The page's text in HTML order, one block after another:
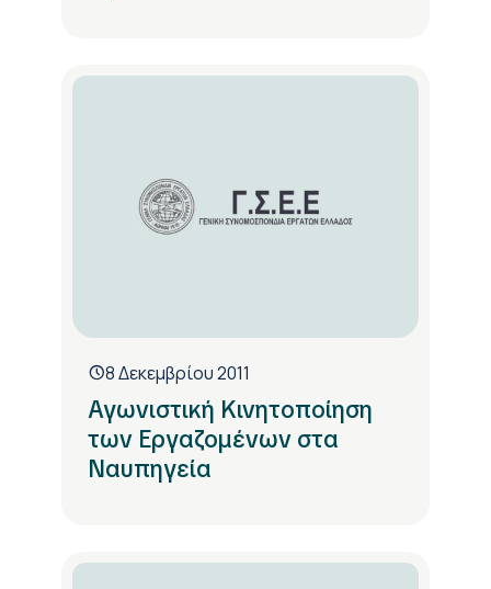
8 Δεκεμβρίου 2011
Αγωνιστική Κινητοποίηση
των Εργαζομένων στα
Ναυπηγεία